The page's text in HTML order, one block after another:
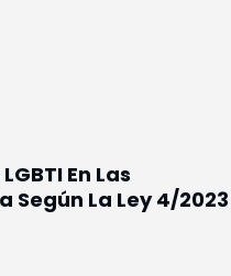
En Las
Según La Ley 4/2023